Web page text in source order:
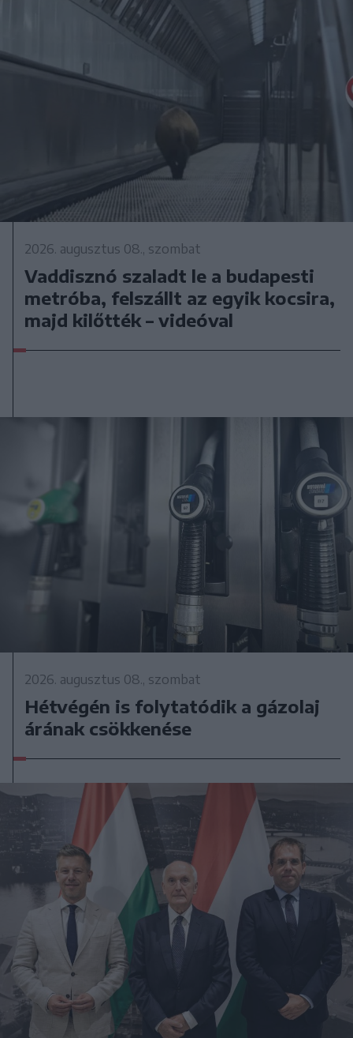
2026. augusztus 08., szombat
Vaddisznó szaladt le a budapesti
metróba, felszállt az egyik kocsira,
majd kilőtték – videóval
2026. augusztus 08., szombat
Hétvégén is folytatódik a gázolaj
árának csökkenése